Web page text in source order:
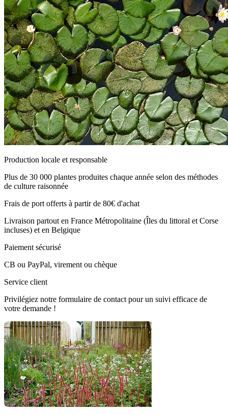
Production locale et responsable
Plus de 30 000 plantes produites chaque année selon des méthodes
de culture raisonnée
Frais de port offerts à partir de 80€ d'achat
Livraison partout en France Métropolitaine (Îles du littoral et Corse
incluses) et en Belgique
Paiement sécurisé
CB ou PayPal, virement ou chèque
Service client
Privilégiez notre formulaire de contact pour un suivi efficace de
votre demande !